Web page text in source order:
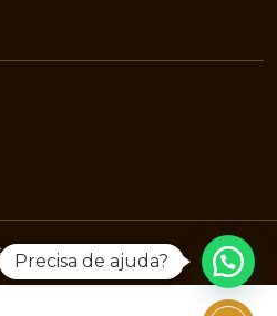
RESERVADOS
Precisa de ajuda?